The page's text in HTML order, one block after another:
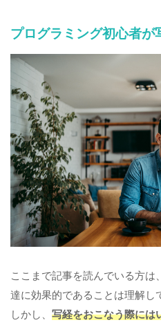
プログラミング初心者が
ここまで記事を読んでいる方は
達に効果的であることは理解し
しかし、 写経をおこなう際には